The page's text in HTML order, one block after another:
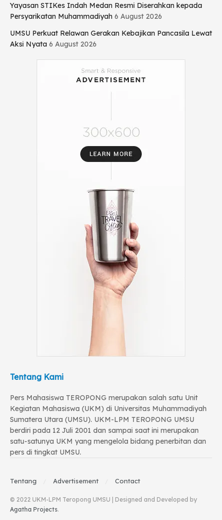
Tags: #pancasila #nasional #indonesia
Yayasan STIKes Indah Medan Resmi Diserahkan kepada
Persyarikatan Muhammadiyah 6 August 2026
UMSU Perkuat Relawan Gerakan Kebajikan Pancasila Lewat
Aksi Nyata 6 August 2026
Tentang Kami
Pers Mahasiswa TEROPONG merupakan salah satu Unit
Kegiatan Mahasiswa (UKM) di Universitas Muhammadiyah
Sumatera Utara (UMSU). UKM-LPM TEROPONG UMSU
berdiri pada 12 Juli 2001 dan sampai saat ini merupakan
satu-satunya UKM yang mengelola bidang penerbitan dan
pers di tingkat UMSU.
Tentang Advertisement Contact
© 2022 UKM-LPM Teropong UMSU | Designed and Developed by
Agatha Projects.